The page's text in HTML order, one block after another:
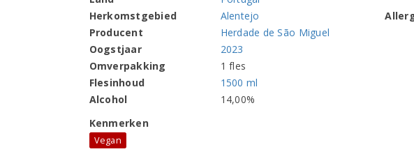
Herkomstgebied
Alentejo
Producent
Herdade de São Miguel
Oogstjaar
2023
Omverpakking
1 fles
Flesinhoud
1500 ml
Alcohol
14,00%
Kenmerken
Vegan